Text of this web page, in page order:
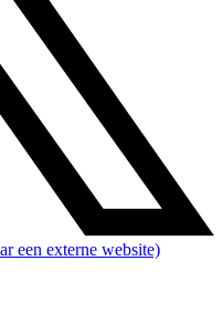
een externe website)